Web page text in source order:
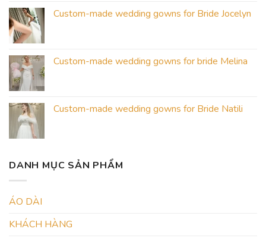
Custom-made wedding gowns for Bride Jocelyn
Custom-made wedding gowns for bride Melina
Custom-made wedding gowns for Bride Natili
DANH MỤC SẢN PHẨM
ÁO DÀI
KHÁCH HÀNG